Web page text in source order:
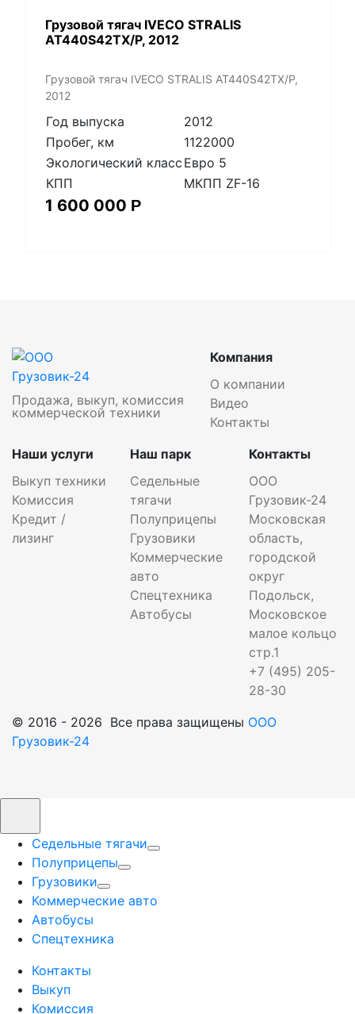
Грузовой тягач IVECO STRALIS
AT440S42TX/P, 2012
Грузовой тягач IVECO STRALIS AT440S42TX/P,
2012
Год выпуска
2012
Пробег, км
1122000
Экологический класс Евро 5
КПП
МКПП ZF-16
1 600 000 Р
Продажа, выкуп, комиссия
коммерческой техники
Компания
О компании
Видео
Контакты
Наши услуги
Выкуп техники
Комиссия
Кредит /
лизинг
Наш парк
Седельные
тягачи
Полуприцепы
Грузовики
Коммерческие
авто
Спецтехника
Автобусы
Контакты
ООО
Грузовик-24
Московская
область,
городской
округ
Подольск,
Московское
малое кольцо
стр.1
+7 (495) 205-
28-30
© 2016 - 2026 Все права защищены ООО
Грузовик-24
Седельные тягачи
Полуприцепы
Грузовики
Коммерческие авто
Автобусы
Спецтехника
Контакты
Выкуп
Комиссия